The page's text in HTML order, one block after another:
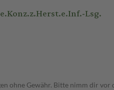
Lsg.
ohne Gewähr. Bitte nimm dir